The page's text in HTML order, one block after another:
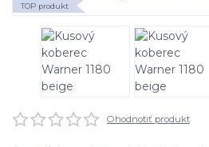
TOP produkt
Ohodnotiť produkt